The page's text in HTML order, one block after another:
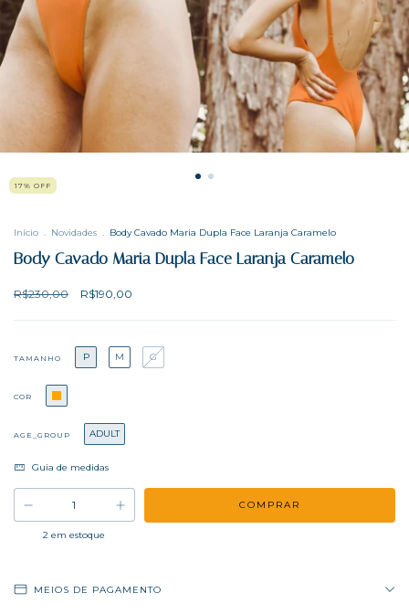
17% OFF
Início . Novidades . Body Cavado Maria Dupla Face Laranja Caramelo
Body Cavado Maria Dupla Face Laranja Caramelo
R$230,00 R$190,00
TAMANHO P M G
COR
AGE_GROUP ADULT
Guia de medidas
2 em estoque
MEIOS DE PAGAMENTO